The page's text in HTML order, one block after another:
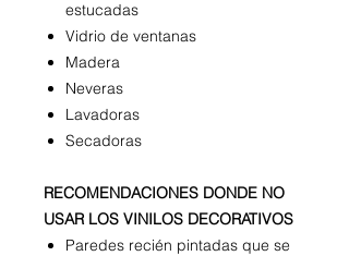
estucadas
Vidrio de ventanas
Madera
Neveras
Lavadoras
Secadoras
RECOMENDACIONES DONDE NO
USAR LOS VINILOS DECORATIVOS
Paredes recién pintadas que se